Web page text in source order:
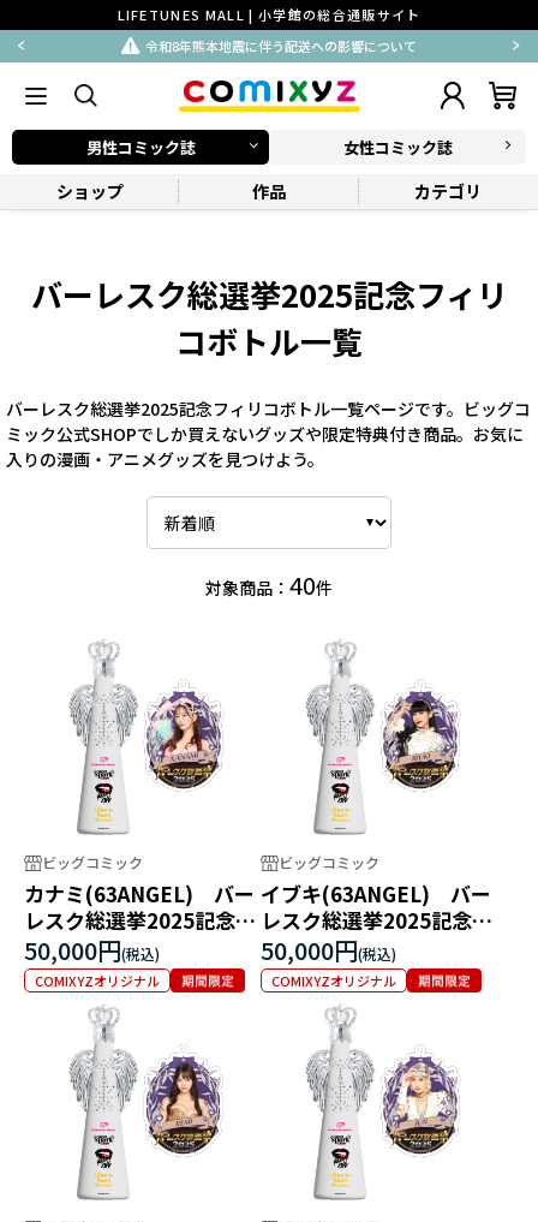
LIFETUNES MALL | 小学館の総合通販サイト
令和8年熊本地震に伴う配送への影響について
男性コミック誌 女性コミック誌
ショップ 作品 カテゴリ
バーレスク総選挙2025記念フィリ
コボトル一覧
バーレスク総選挙2025記念フィリコボトル一覧ページです。ビッグコ
ミック公式SHOPでしか買えないグッズや限定特典付き商品。お気に
入りの漫画・アニメグッズを見つけよう。
対象商品： 40件
ビッグコミック
カナミ(63ANGEL) バー
レスク総選挙2025記念フ
ィリコボトル
50,000円
COMIXYZオリジナル
ビッグコミック
イブキ(63ANGEL) バー
レスク総選挙2025記念フ
ィリコボトル
50,000円
COMIXYZオリジナル